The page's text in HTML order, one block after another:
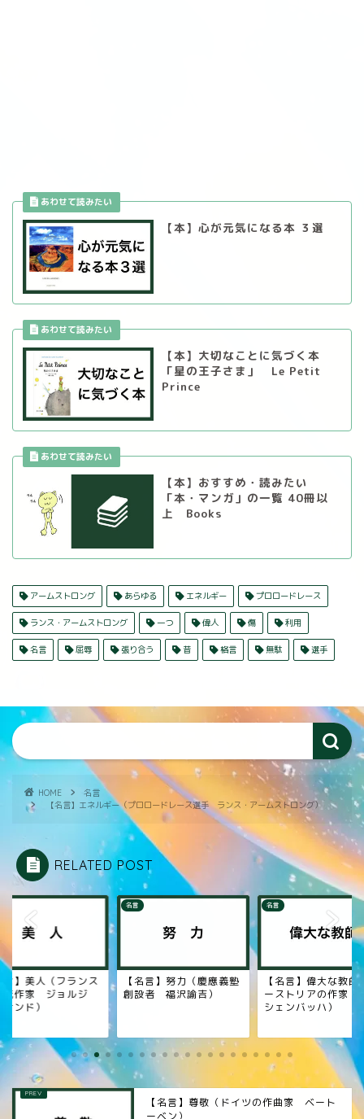
【本】心が元気になる本 ３選
【本】大切なことに気づく本
「星の王子さま」 Le Petit
Prince
【本】おすすめ・読みたい
「本・マンガ」の一覧 40冊以
上 Books
アームストロング あらゆる エネルギー プロロードレース
ランス・アームストロング 一つ 偉人 傷 利用
名言 屈辱 張り合う 昔 格言 無駄 選手
HOME
名言
【名言】エネルギー（プロロードレース選手 ランス・アームストロング）
RELATED POST
言】美人（フランス
流作家 ジョルジ
ンド）
名言
【名言】努力（慶應義塾
創設者 福沢諭吉）
名言
【名言】偉大な教師
ーストリアの作家
シェンバッハ）
【名言】尊敬（ドイツの作曲家 ベート